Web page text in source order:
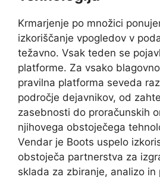
Krmarjenje po množici
izkoriščanje vpogledov v
težavno. Vsak teden se
platforme. Za vsako
pravilna platforma seveda
področje dejavnikov, od
zasebnosti do proračunskih
njihovega obstoječega
Vendar je Boots uspelo
obstoječa partnerstva za
sklada za zbiranje, analizo in